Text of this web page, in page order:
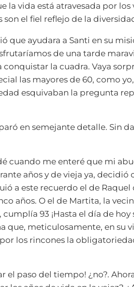
la vida está atravesada por los
el fiel reflejo de la
que ayudara a Santi en su
de una tarde
la cuadra. Vaya
las mayores de 60, como
esquivaban la pregunta
en semejante detalle. Sin
cuando me enteré que mi
años y de vieja ya, decidió
a este recuerdo el de Raquel
años. O el de Martita, la
93 ¡Hasta el día de hoy
que, meticulosamente, en su
los rincones la
el paso del tiempo! ¿no?.